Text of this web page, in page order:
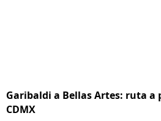
Garibaldi a Bellas Artes: ruta a
CDMX